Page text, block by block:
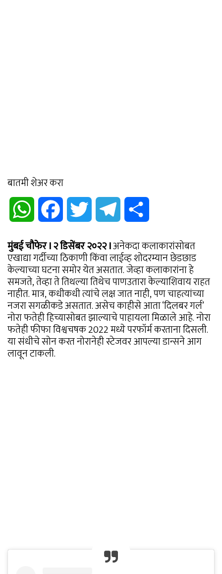
बातमी शेअर करा
WhatsApp Facebook Twitter Telegram
मुंबई चौफेर I २ डिसेंबर २०२२ Iअनेकदा कलाकारांसोबत
एखाद्या गर्दीच्या ठिकाणी किंवा लाईव्ह शोदरम्यान छेडछाड
केल्याच्या घटना समोर येत असतात. जेव्हा कलाकारांना हे
समजते, तेव्हा ते तिथल्या तिथेच पाणउतारा केल्याशिवाय राहत
नाहीत. मात्र, कधीकधी त्यांचे लक्ष जात नाही, पण चाहत्यांच्या
नजरा सगळीकडे असतात. असेच काहीसे आता ‘दिलबर गर्ल’
नोरा फतेही हिच्यासोबत झाल्याचे पाहायला मिळाले आहे. नोरा
फतेही फीफा विश्वचषक 2022 मध्ये परफॉर्म करताना दिसली.
या संधीचे सोन करत नोरानेही स्टेजवर आपल्या डान्सने आग
लावून टाकली.